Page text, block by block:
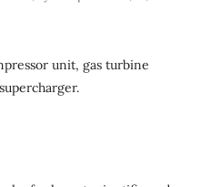
unit, gas turbine